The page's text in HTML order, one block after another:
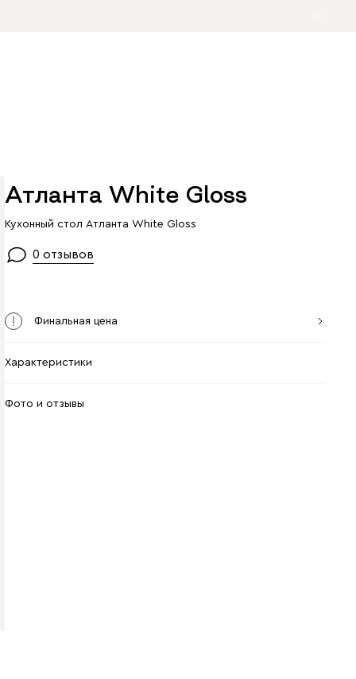
Атланта White Gloss
Кухонный стол Атланта White Gloss
0 отзывов
Финальная цена
Характеристики
Фото и отзывы